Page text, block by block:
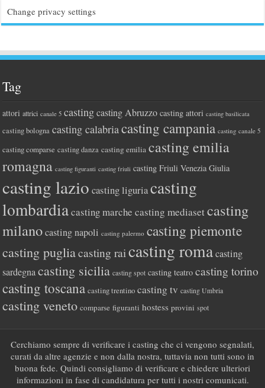
Change privacy settings
Tag
attori attrici canale 5 casting casting Abruzzo casting attori casting basilicata
casting bologna casting calabriacasting campania casting canale 5
casting comparse casting danza casting emilia casting emilia
romagna casting figuranti casting friuli casting Friuli Venezia Giulia
casting lazio casting liguriacasting
lombardiacasting marche casting mediasetcasting
milano casting napoli casting palermo casting piemonte
casting pugliacasting rai casting roma casting
sardegna casting sicilia casting spot casting teatro casting torino
casting toscana casting trentino casting tv casting Umbria
casting veneto comparse figuranti hostess provini spot
Cerchiamo sempre di verificare i casting che ci vengono segnalati,
curati da altre agenzie e non dalla nostra, tuttavia non tutti sono in
buona fede. Quindi consigliamo di verificare e chiedere ulteriori
informazioni in fase di candidatura per tutti i nostri comunicati.